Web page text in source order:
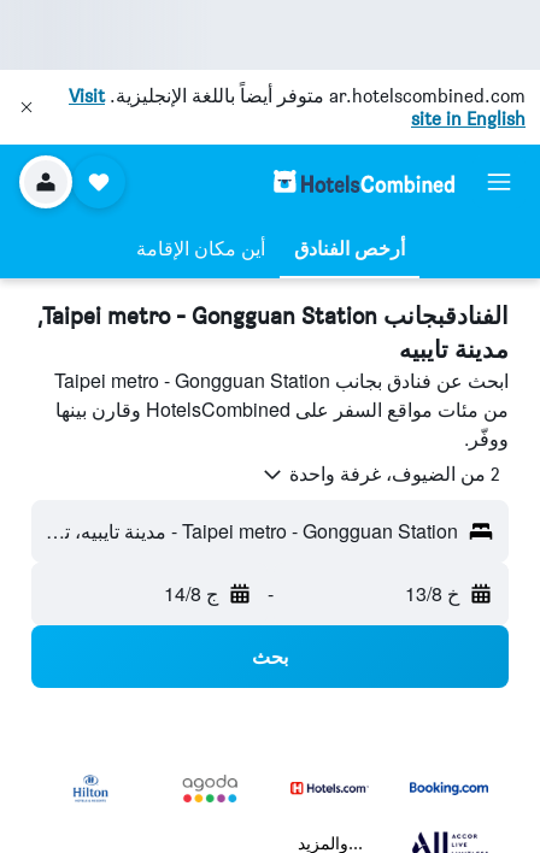
ar.hotelscombined.com متوفر أيضاً باللغة الإنجليزية.Visit
site in English
أرخص الفنادق أين مكان الإقامة
الفنادقبجانب Taipei metro - Gongguan Station,
مدينة تايبيه
ابحث عن فنادق بجانب Taipei metro - Gongguan Station
من مئات مواقع السفر على HotelsCombined وقارن بينها
ووفّر.
2 من الضيوف، غرفة واحدة
Taipei metro - Gongguan Station - مدينة تايبيه، تايوان
خ 13/8 - ج 14/8
بحث
...والمزيد